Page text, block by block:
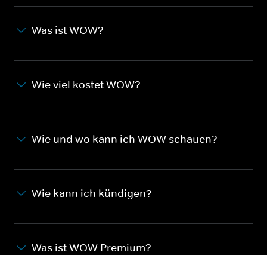
Was ist WOW?
Wie viel kostet WOW?
Wie und wo kann ich WOW schauen?
Wie kann ich kündigen?
Was ist WOW Premium?